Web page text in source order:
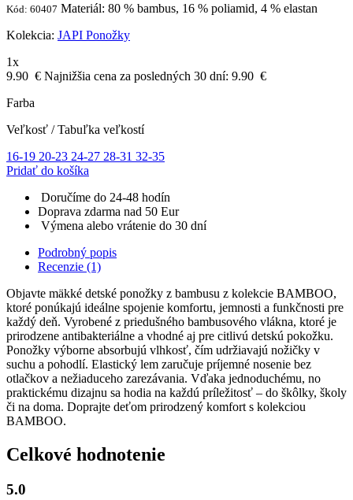
Kód: 60407 Materiál: 80 % bambus, 16 % poliamid, 4 % elastan
Kolekcia: JAPI Ponožky
1x
9.90 € Najnižšia cena za posledných 30 dní: 9.90 €
Farba
Veľkosť /Tabuľka veľkostí
16-19 20-23 24-27 28-31 32-35
Pridať do košíka
Doručíme do 24-48 hodín
Doprava zdarma nad 50 Eur
Výmena alebo vrátenie do 30 dní
Podrobný popis
Recenzie (1)
Objavte mäkké detské ponožky z bambusu z kolekcie BAMBOO,
ktoré ponúkajú ideálne spojenie komfortu, jemnosti a funkčnosti pre
každý deň. Vyrobené z priedušného bambusového vlákna, ktoré je
prirodzene antibakteriálne a vhodné aj pre citlivú detskú pokožku.
Ponožky výborne absorbujú vlhkosť, čím udržiavajú nožičky v
suchu a pohodlí. Elastický lem zaručuje príjemné nosenie bez
otlačkov a nežiaduceho zarezávania. Vďaka jednoduchému, no
praktickému dizajnu sa hodia na každú príležitosť – do škôlky, školy
či na doma. Doprajte deťom prirodzený komfort s kolekciou
BAMBOO.
Celkové hodnotenie
5.0